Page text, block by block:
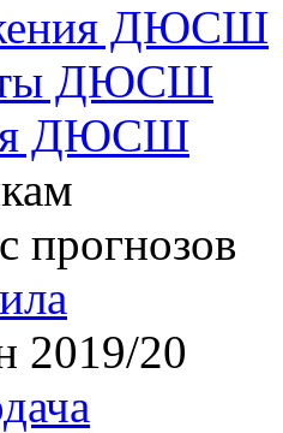
ДЮСШ
ДЮСШ
ДЮСШ
прогнозов
2019/20